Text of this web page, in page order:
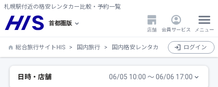
札幌駅付近の格安レンタカー比較・予約一覧
首都圏版
店舗 会員サービス メニュー
総合旅行サイトHIS 国内旅行 国内格安レンタカー比較・検索・予約
ログイン
日時・店舗 06/05 10:00 〜 06/06 17:00